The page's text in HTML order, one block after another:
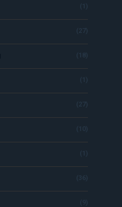
(1)
(27)
(18)
(1)
(27)
(10)
(1)
(36)
(9)